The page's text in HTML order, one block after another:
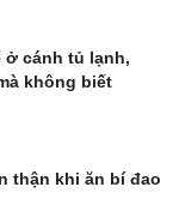
cánh tủ lạnh,
không biết
thận khi ăn bí đao